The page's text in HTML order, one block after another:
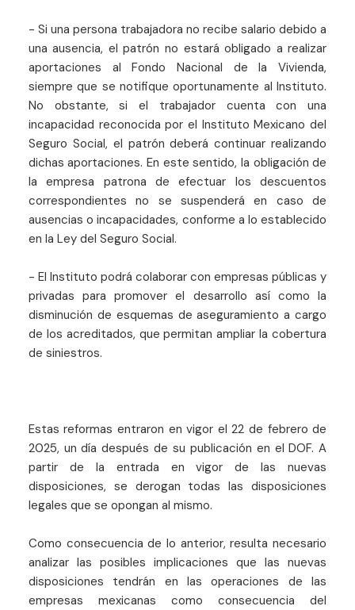
- Si una persona trabajadora no recibe salario debido a
una ausencia, el patrón no estará obligado a realizar
aportaciones al Fondo Nacional de la Vivienda,
siempre que se notifique oportunamente al Instituto.
No obstante, si el trabajador cuenta con una
incapacidad reconocida por el Instituto Mexicano del
Seguro Social, el patrón deberá continuar realizando
dichas aportaciones. En este sentido, la obligación de
la empresa patrona de efectuar los descuentos
correspondientes no se suspenderá en caso de
ausencias o incapacidades, conforme a lo establecido
en la Ley del Seguro Social.
- El Instituto podrá colaborar con empresas públicas y
privadas para promover el desarrollo así como la
disminución de esquemas de aseguramiento a cargo
de los acreditados, que permitan ampliar la cobertura
de siniestros.
Estas reformas entraron en vigor el 22 de febrero de
2025, un día después de su publicación en el DOF. A
partir de la entrada en vigor de las nuevas
disposiciones, se derogan todas las disposiciones
legales que se opongan al mismo.
Como consecuencia de lo anterior, resulta necesario
analizar las posibles implicaciones que las nuevas
disposiciones tendrán en las operaciones de las
empresas mexicanas como consecuencia del